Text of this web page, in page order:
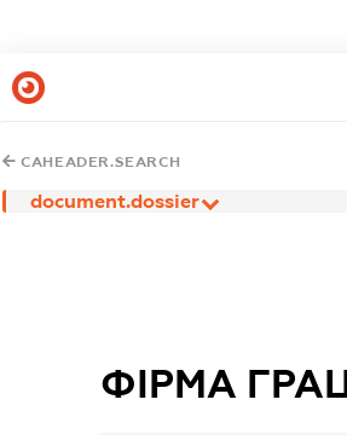
CAHEADER.SEARCH
document.dossier
ФІРМА